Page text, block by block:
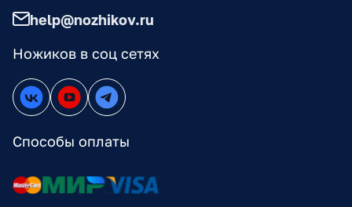
Ножиков в соц сетях
Способы оплаты
help@nozhikov.ru